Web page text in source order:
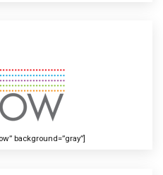
background=”gray”]